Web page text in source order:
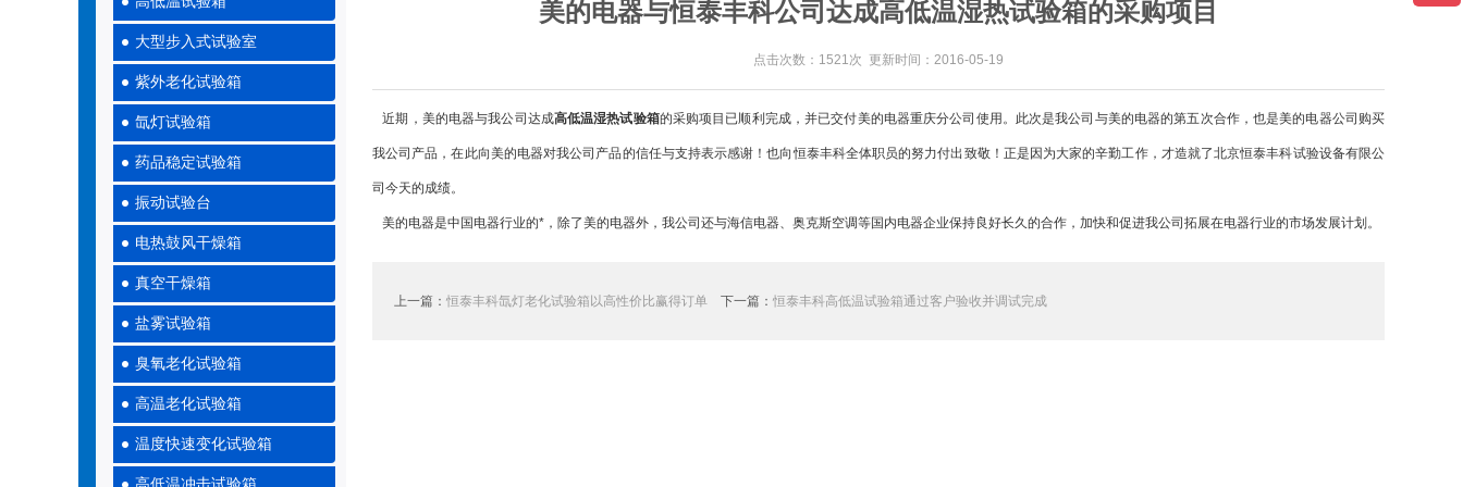
大型步入式试验室
紫外老化试验箱
氙灯试验箱
药品稳定试验箱
振动试验台
电热鼓风干燥箱
真空干燥箱
盐雾试验箱
臭氧老化试验箱
高温老化试验箱
温度快速变化试验箱
美的电器与恒泰丰科公司达成高低温湿热试验箱的采购项目
点击次数：1521次 更新时间：2016-05-19
近期，美的电器与我公司达成高低温湿热试验箱的采购项目已顺利完成，并已交付美的电器重庆分公司使用。此次是我公司与美的电器的第五次合作，也是美的电器公司购买
我公司产品，在此向美的电器对我公司产品的信任与支持表示感谢！也向恒泰丰科全体职员的努力付出致敬！正是因为大家的辛勤工作，才造就了北京恒泰丰科试验设备有限公
司今天的成绩。
美的电器是中国电器行业的*，除了美的电器外，我公司还与海信电器、奥克斯空调等国内电器企业保持良好长久的合作，加快和促进我公司拓展在电器行业的市场发展计划。
上一篇： 恒泰丰科氙灯老化试验箱以高性价比赢得订单 下一篇： 恒泰丰科高低温试验箱通过客户验收并调试完成